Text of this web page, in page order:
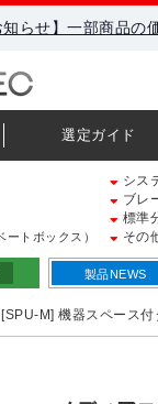
知らせ】一部商品の
選定ガイド
シス
ブレ
標準
ートボックス） その
製品NEWS
M] 機器スペース付